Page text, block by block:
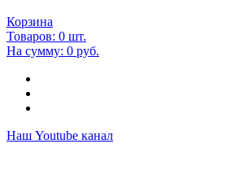
Корзина
Товаров: 0 шт.
На сумму: 0 руб.
Наш Youtube канал